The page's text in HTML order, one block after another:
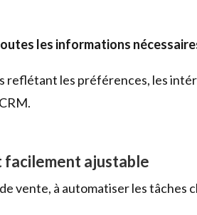
les informations
reflétant les préférences, les
facilement ajustable
vente, à automatiser les tâches